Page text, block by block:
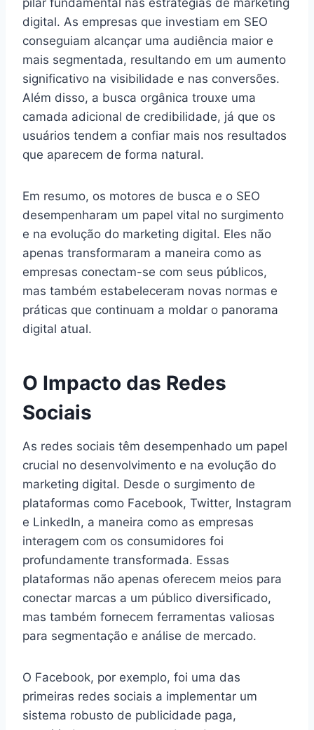
digital. As empresas que investiam em SEO
conseguiam alcançar uma audiência maior e
mais segmentada, resultando em um aumento
significativo na visibilidade e nas conversões.
Além disso, a busca orgânica trouxe uma
camada adicional de credibilidade, já que os
usuários tendem a confiar mais nos resultados
que aparecem de forma natural.
Em resumo, os motores de busca e o SEO
desempenharam um papel vital no surgimento
e na evolução do marketing digital. Eles não
apenas transformaram a maneira como as
empresas conectam-se com seus públicos,
mas também estabeleceram novas normas e
práticas que continuam a moldar o panorama
digital atual.
O Impacto das Redes
Sociais
As redes sociais têm desempenhado um papel
crucial no desenvolvimento e na evolução do
marketing digital. Desde o surgimento de
plataformas como Facebook, Twitter, Instagram
e LinkedIn, a maneira como as empresas
interagem com os consumidores foi
profundamente transformada. Essas
plataformas não apenas oferecem meios para
conectar marcas a um público diversificado,
mas também fornecem ferramentas valiosas
para segmentação e análise de mercado.
O Facebook, por exemplo, foi uma das
primeiras redes sociais a implementar um
sistema robusto de publicidade paga,